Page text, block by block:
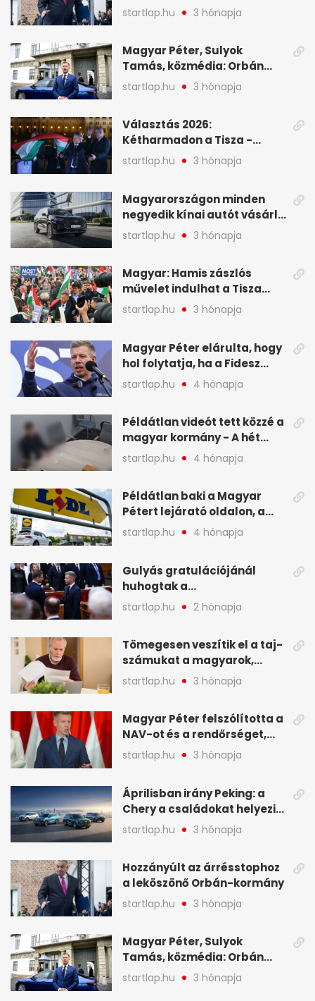
startlap.hu 3 hónapja
Magyar Péter, Sulyok
Tamás, közmédia: Orbán
Viktor április 13. óta hallgat,
közben pörögnek az
startlap.hu 3 hónapja
Választás 2026:
Kétharmadon a Tisza -
mutatjuk, hogyan alakulnak
a mandátumok
startlap.hu 3 hónapja
Magyarországon minden
negyedik kínai autót vásárló
a Chery mellett döntött (X)
startlap.hu 3 hónapja
Magyar: Hamis zászlós
művelet indulhat a Tisza
ellen a választás napján - A
hét legfontosabb eseményei
startlap.hu 3 hónapja
Magyar Péter elárulta, hogy
hol folytatja, ha a Fidesz
nyeri a választást - A hét
legfontosabb hírei
startlap.hu 4 hónapja
Példátlan videót tett közzé a
magyar kormány - A hét
legfontosabb hírei
képekben
startlap.hu 4 hónapja
Példátlan baki a Magyar
Pétert lejárató oldalon, a
Lidlnek azonnal lépnie
kellett - A hét legfontosabb
startlap.hu 4 hónapja
Gulyás gratulációjánál
huhogtak a
leghangosabban, miután
Magyart miniszterelnökké
legfontosabb hírei
képekben
startlap.hu 2 hónapja
Tömegesen veszítik el a taj-
számukat a magyarok,
sokak ellen eljárást indít a
NAV - A hét hírei képekben
startlap.hu 3 hónapja
Magyar Péter felszólította a
NAV-ot és a rendőrséget,
tartóztassák le a NER-es
oligarchákat - A hét
startlap.hu 3 hónapja
Áprilisban irány Peking: a
Chery a családokat helyezi
globális mobilitási
programja középpontjába
startlap.hu 3 hónapja
Hozzányúlt az árrésstophoz
a leköszönő Orbán-kormány
startlap.hu 3 hónapja
Magyar Péter, Sulyok
Tamás, közmédia: Orbán
Viktor április 13. óta hallgat,
közben pörögnek az
startlap.hu 3 hónapja